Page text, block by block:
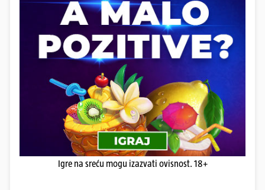
Igre na sreću mogu izazvati ovisnost. 18+